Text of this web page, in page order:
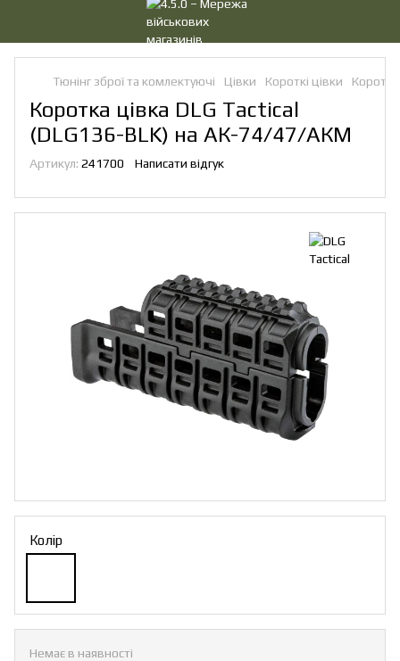
Тюнінг зброї та комлектуючі Цівки Короткі цівки Короткі
Коротка цівка DLG Tactical
(DLG136-BLK) на АК-74/47/АКМ
Артикул: 241700 Написати відгук
Колір
Немає в наявності